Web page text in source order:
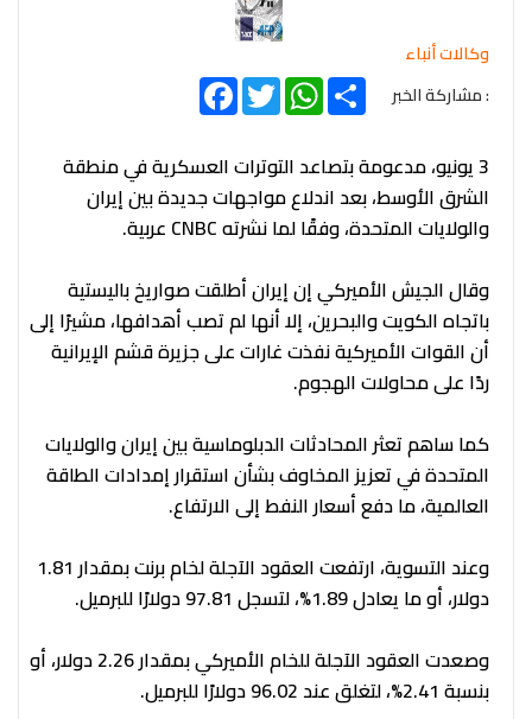
وكالات أنباء
: مشاركة الخبر
FacebookTwitter
WhatsAppShare
3 يونيو، مدعومة بتصاعد التوترات العسكرية في منطقة
الشرق الأوسط، بعد اندلاع مواجهات جديدة بين إيران
والولايات المتحدة، وفقًا لما نشرته CNBC عربية.
وقال الجيش الأميركي إن إيران أطلقت صواريخ باليستية
باتجاه الكويت والبحرين، إلا أنها لم تصب أهدافها، مشيرًا إلى
أن القوات الأميركية نفذت غارات على جزيرة قشم الإيرانية
ردًا على محاولات الهجوم.
كما ساهم تعثر المحادثات الدبلوماسية بين إيران والولايات
المتحدة في تعزيز المخاوف بشأن استقرار إمدادات الطاقة
العالمية، ما دفع أسعار النفط إلى الارتفاع.
وعند التسوية، ارتفعت العقود الآجلة لخام برنت بمقدار 1.81
دولار، أو ما يعادل 1.89%، لتسجل 97.81 دولارًا للبرميل.
وصعدت العقود الآجلة للخام الأميركي بمقدار 2.26 دولار، أو
بنسبة 2.41%، لتغلق عند 96.02 دولارًا للبرميل.